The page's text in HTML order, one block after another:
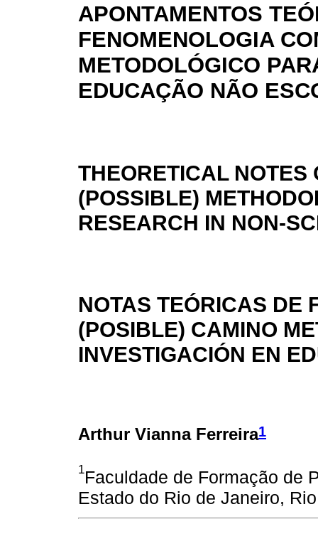
APONTAMENTOS
FENOMENOLOGIA
METODOLÓGICO
EDUCAÇÃO NÃO
THEORETICAL NOTES
(POSSIBLE)
RESEARCH IN NON-
NOTAS TEÓRICAS DE
(POSIBLE) CAMINO
INVESTIGACIÓN EN
Arthur Vianna Ferreira1
1Faculdade de Formação de
Estado do Rio de Janeiro,